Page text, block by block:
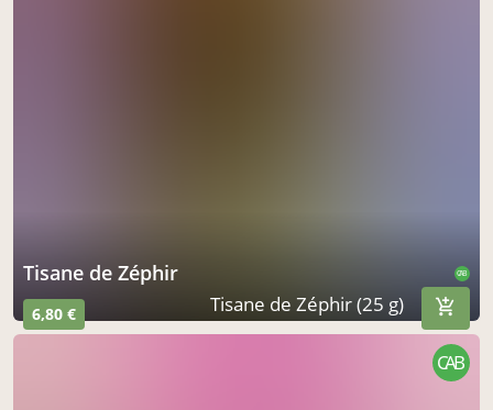
Tisane de Zéphir CAB
6,80 € Tisane de Zéphir (25 g)
CAB